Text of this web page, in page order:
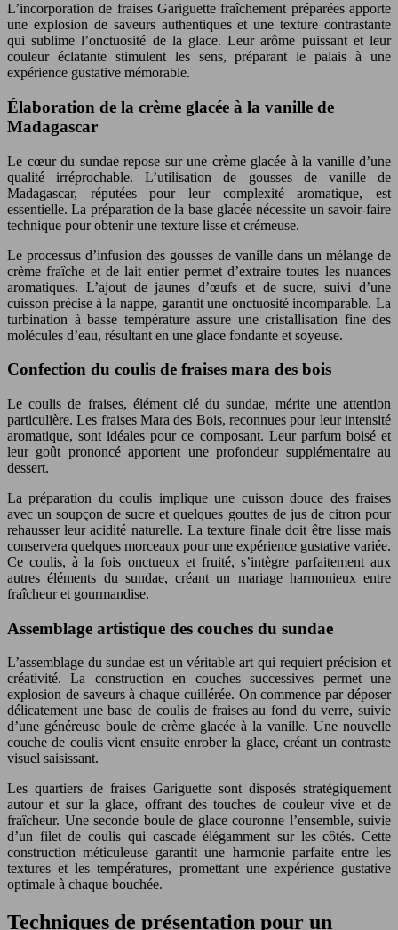
L’incorporation de fraises Gariguette fraîchement préparées apporte
une explosion de saveurs authentiques et une texture contrastante
qui sublime l’onctuosité de la glace. Leur arôme puissant et leur
couleur éclatante stimulent les sens, préparant le palais à une
expérience gustative mémorable.
Élaboration de la crème glacée à la vanille de
Madagascar
Le cœur du sundae repose sur une crème glacée à la vanille d’une
qualité irréprochable. L’utilisation de gousses de vanille de
Madagascar, réputées pour leur complexité aromatique, est
essentielle. La préparation de la base glacée nécessite un savoir-faire
technique pour obtenir une texture lisse et crémeuse.
Le processus d’infusion des gousses de vanille dans un mélange de
crème fraîche et de lait entier permet d’extraire toutes les nuances
aromatiques. L’ajout de jaunes d’œufs et de sucre, suivi d’une
cuisson précise à la nappe, garantit une onctuosité incomparable. La
turbination à basse température assure une cristallisation fine des
molécules d’eau, résultant en une glace fondante et soyeuse.
Confection du coulis de fraises mara des bois
Le coulis de fraises, élément clé du sundae, mérite une attention
particulière. Les fraises Mara des Bois, reconnues pour leur intensité
aromatique, sont idéales pour ce composant. Leur parfum boisé et
leur goût prononcé apportent une profondeur supplémentaire au
dessert.
La préparation du coulis implique une cuisson douce des fraises
avec un soupçon de sucre et quelques gouttes de jus de citron pour
rehausser leur acidité naturelle. La texture finale doit être lisse mais
conservera quelques morceaux pour une expérience gustative variée.
Ce coulis, à la fois onctueux et fruité, s’intègre parfaitement aux
autres éléments du sundae, créant un mariage harmonieux entre
fraîcheur et gourmandise.
Assemblage artistique des couches du sundae
L’assemblage du sundae est un véritable art qui requiert précision et
créativité. La construction en couches successives permet une
explosion de saveurs à chaque cuillérée. On commence par déposer
délicatement une base de coulis de fraises au fond du verre, suivie
d’une généreuse boule de crème glacée à la vanille. Une nouvelle
couche de coulis vient ensuite enrober la glace, créant un contraste
visuel saisissant.
Les quartiers de fraises Gariguette sont disposés stratégiquement
autour et sur la glace, offrant des touches de couleur vive et de
fraîcheur. Une seconde boule de glace couronne l’ensemble, suivie
d’un filet de coulis qui cascade élégamment sur les côtés. Cette
construction méticuleuse garantit une harmonie parfaite entre les
textures et les températures, promettant une expérience gustative
optimale à chaque bouchée.
Techniques de présentation pour un